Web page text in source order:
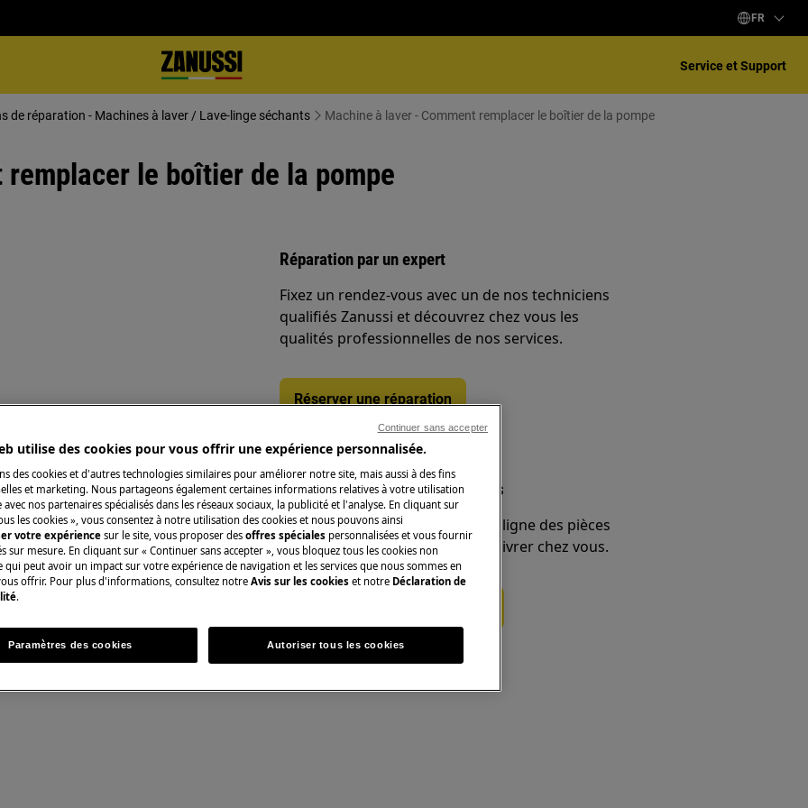
FR
Service et Support
de réparation - Machines à laver / Lave-linge séchants Machine à laver - Comment remplacer le boîtier de la pompe
le boîtier de la pompe
manuel d'utilisation de votre
maintenance.
désactivez l'appareil et
Réparation par un expert
Fixez un rendez-vous avec un de nos techniciens
qualifiés Zanussi et découvrez chez vous les
qualités professionnelles de nos services.
Réserver une réparation
Pièces détachées et accessoires
Trouvez dans notre boutique en ligne des pièces
détachées d’origine et faites-les livrer chez vous.
utilise des cookies pour vous offrir une expérience personnalisée.
des cookies et d'autres technologies similaires pour améliorer notre site, mais aussi à des fins
et marketing. Nous partageons également certaines informations relatives à votre utilisation
nos partenaires spécialisés dans les réseaux sociaux, la publicité et l'analyse. En cliquant sur
les cookies », vous consentez à notre utilisation des cookies et nous pouvons ainsi
votre expérience sur le site, vous proposer des offres spéciales personnalisées et vous fournir
sur mesure. En cliquant sur « Continuer sans accepter », vous bloquez tous les cookies non
qui peut avoir un impact sur votre expérience de navigation et les services que nous sommes en
offrir. Pour plus d'informations, consultez notre Avis sur les cookies et notre Déclaration de
.
Paramètres des cookies Autoriser tous les cookies
Continuer sans accepter